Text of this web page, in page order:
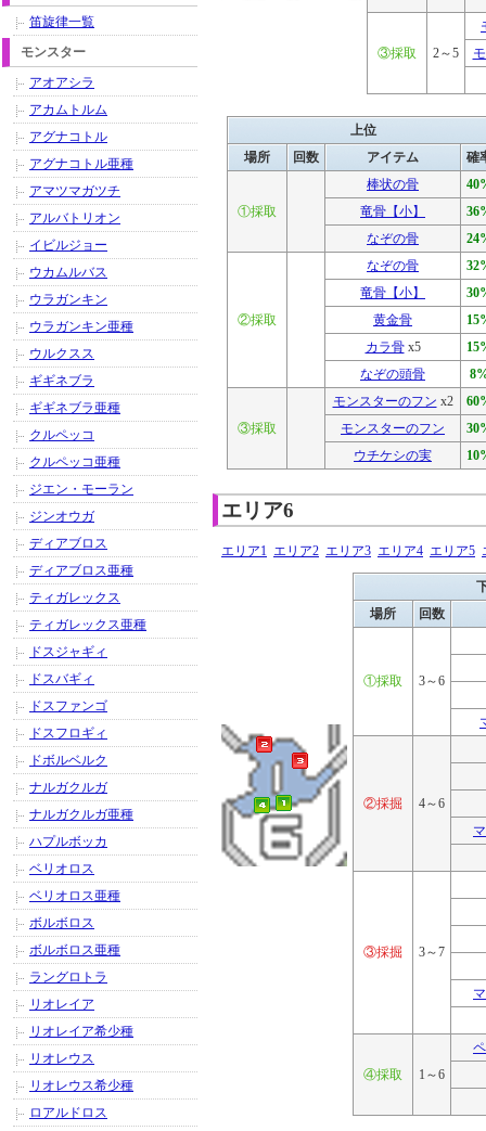
③採取 2～5
上位
場所
回数 アイテム 確
①採取
棒状の骨
竜骨【小】
なぞの骨
②採取
なぞの骨
竜骨【小】
黄金骨
カラ骨x5
なぞの頭骨
③採取
モンスターのフン x2
モンスターのフン
ウチケシの実
エリア6
エリア1 エリア2 エリア3 エリア4 エリア5
場所
回数
①採取 3～6
②採掘
4～6
③採掘 3～7
④採取 1～6
笛旋律一覧
モンスター
アオアシラ
アカムトルム
アグナコトル
アグナコトル亜種
アマツマガツチ
アルバトリオン
イビルジョー
ウカムルバス
ウラガンキン
ウラガンキン亜種
ウルクスス
ギギネブラ
ギギネブラ亜種
クルペッコ
クルペッコ亜種
ジエン・モーラン
ジンオウガ
ディアブロス
ディアブロス亜種
ティガレックス
ティガレックス亜種
ドスジャギィ
ドスバギィ
ドスファンゴ
ドスフロギィ
ドボルベルク
ナルガクルガ
ナルガクルガ亜種
ハプルボッカ
ベリオロス
ベリオロス亜種
ボルボロス
ボルボロス亜種
ラングロトラ
リオレイア
リオレイア希少種
リオレウス
リオレウス希少種
ロアルドロス